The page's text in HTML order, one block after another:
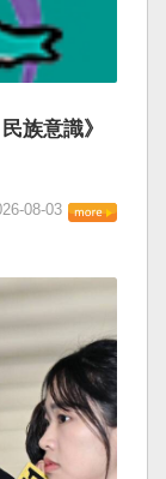
族意識》
08-03